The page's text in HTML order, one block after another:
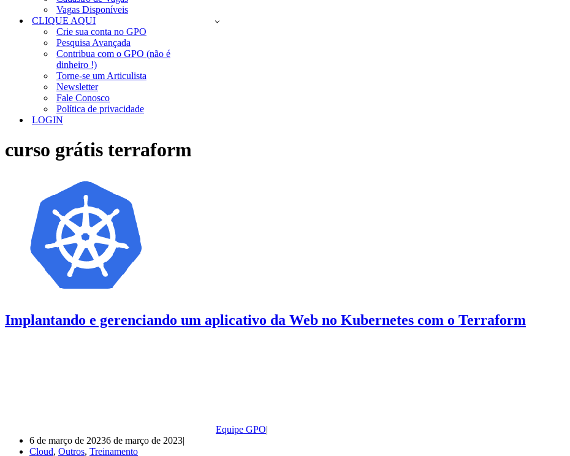
Vagas Disponíveis
CLIQUE AQUI
Crie sua conta no GPO
Pesquisa Avançada
Contribua com o GPO (não é
dinheiro !)
Torne-se um Articulista
Newsletter
Fale Conosco
Política de privacidade
LOGIN
curso grátis terraform
Implantando e gerenciando um aplicativo da Web no Kubernetes com o Terraform
Equipe GPO
6 de março de 20236 de março de 2023
Cloud, Outros, Treinamento